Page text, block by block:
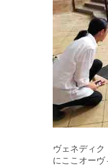
ヴェネディ
にここオー